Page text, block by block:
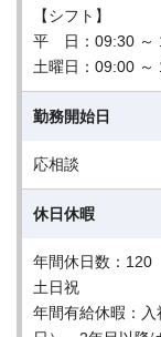
【シフト】
平 日：09:30 ～
土曜日：09:00
勤務開始日
応相談
休日休暇
年間休日数：120
土日祝
年間有給休暇：